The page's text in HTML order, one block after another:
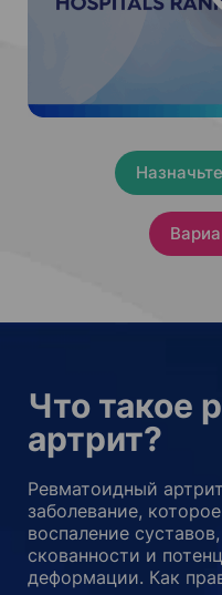
Что такое
артрит?
Ревматоидный
заболевание,
воспаление
скованности и
деформации. Как